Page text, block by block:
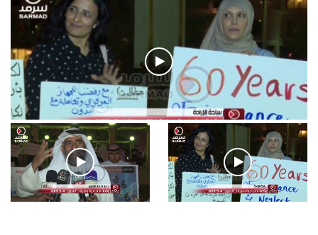
فيديو
.وقفة احتجاجية رمزية لـ”#البدون” في ساحة الإرادة 4-5-
2019.
الأحد 5 مايو 2019